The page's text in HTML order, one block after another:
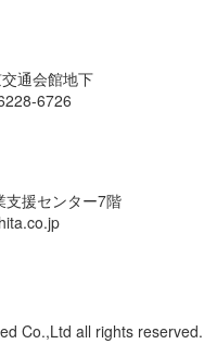
通会館地下
6726
支援センター7階
Co.,Ltd all rights reserved.